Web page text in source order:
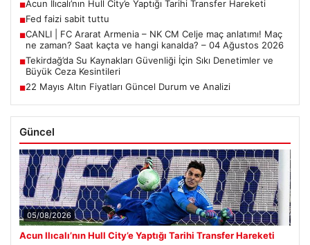
Son Eklenen Haberler
Acun Ilıcalı’nın Hull City’e Yaptığı Tarihi Transfer Hareketi
■Fed faizi sabit tuttu
Büyük Ceza Kesintileri
■22 Mayıs Altın Fiyatları Güncel Durum ve Analizi
Güncel